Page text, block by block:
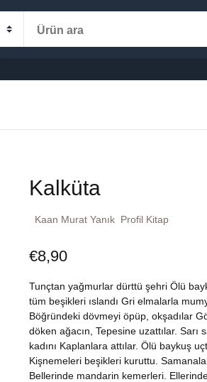
Başvuru – Kaynak
Bestseller
Çocuk Kitapları
Dini Kitaplar
Dünya Klasikleri
Edebiyat
Kalküta
Kaan Murat Yanık Profil Kitap
€8,90
Tunçtan yağmurlar dürttü şehri Ölü
tüm beşikleri ıslandı Gri elmalarla
Böğründeki dövmeyi öpüp, okşadılar
döken ağacın, Tepesine uzattılar. Sarı
kadını Kaplanlara attılar. Ölü baykuş
Kişnemeleri beşikleri kuruttu.
Bellerinde mandarin kemerleri.